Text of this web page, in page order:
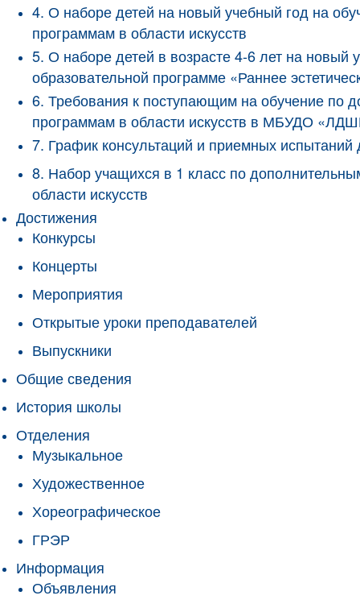
4. О наборе детей на новый учебный год на
программам в области искусств
5. О наборе детей в возрасте 4-6 лет на
образовательной программе «Раннее
6. Требования к поступающим на обучение по
программам в области искусств в МБУДО
7. График консультаций и приемных
8. Набор учащихся в 1 класс по
области искусств
Достижения
Конкурсы
Концерты
Мероприятия
Открытые уроки преподавателей
Выпускники
Общие сведения
История школы
Отделения
Музыкальное
Художественное
Хореографическое
ГРЭР
Информация
Объявления